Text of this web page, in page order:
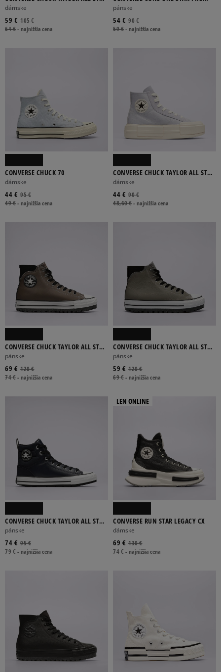
LIFT
dámske
105 €
59 €
64 €-najnižšia cena
SUEDE
pánske
90 €
54 €
59 €-najnižšia cena
CONVERSE CHUCK 70
dámske
95 €
44 €
49 €-najnižšia cena
CONVERSE CHUCK TAYLOR ALL STAR
CRUISE
dámske
90 €
44 €
48,60 €-najnižšia cena
CONVERSE CHUCK TAYLOR ALL STAR
CITY TREK WP
pánske
120 €
69 €
74 €-najnižšia cena
CONVERSE CHUCK TAYLOR ALL STAR
CITY TREK WP
pánske
120 €
59 €
69 €-najnižšia cena
CONVERSE CHUCK TAYLOR ALL STAR
BERKSHIRE BOOT
pánske
95 €
74 €
79 €-najnižšia cena
LEN ONLINE
CONVERSE RUN STAR LEGACY CX
dámske
130 €
69 €
74 €-najnižšia cena